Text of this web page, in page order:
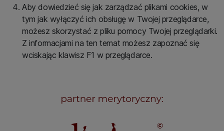
Aby dowiedzieć się jak zarządzać plikami cookies, w
tym jak wyłączyć ich obsługę w Twojej przeglądarce,
możesz skorzystać z pliku pomocy Twojej przeglądarki.
Z informacjami na ten temat możesz zapoznać się
wciskając klawisz F1 w przeglądarce.